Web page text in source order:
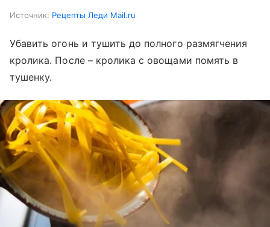
Источник: Рецепты Леди Mail.ru
Убавить огонь и тушить до полного размягчения
кролика. После – кролика с овощами помять в
тушенку.